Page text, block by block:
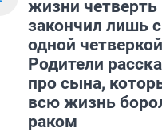
жизни четверть
закончил лишь с
одной
Родители
про сына,
всю жизнь
раком